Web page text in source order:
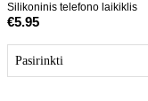
Silikoninis telefono laikiklis
€5.95